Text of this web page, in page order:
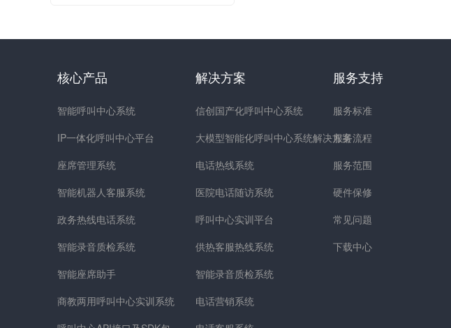
核心产品
智能呼叫中心系统
IP一体化呼叫中心平台
座席管理系统
智能机器人客服系统
政务热线电话系统
智能录音质检系统
智能座席助手
商教两用呼叫中心实训系统
解决方案
信创国产化呼叫中心系统
大模型智能化呼叫中心系统解决方案
电话热线系统
医院电话随访系统
呼叫中心实训平台
供热客服热线系统
智能录音质检系统
电话营销系统
服务支持
服务标准
服务流程
服务范围
硬件保修
常见问题
下载中心